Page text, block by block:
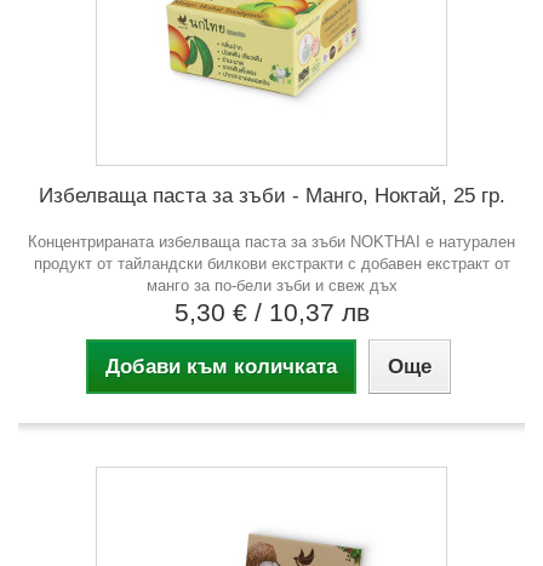
Избелваща паста за зъби - Манго, Ноктай, 25 гр.
Концентрираната избелваща паста за зъби NOKTHAI е натурален
продукт от тайландски билкови екстракти с добавен екстракт от
манго за по-бели зъби и свеж дъх
5,30 € / 10,37 лв
Добави към количката Още